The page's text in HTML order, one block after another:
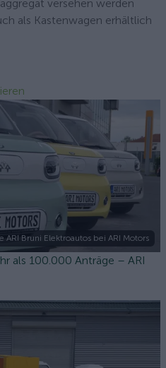
versehen werden
als Kastenwagen erhältlich
ARI Bruni Elektroautos bei ARI Motors
als 100.000 Anträge – ARI